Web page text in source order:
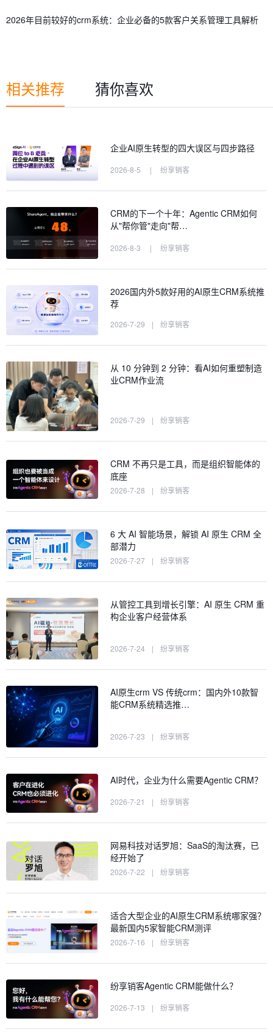
2026年目前较好的crm系统：企业必备的5款客户关系管理工具解析
相关推荐 猜你喜欢
企业AI原生转型的四大误区与四步路径
2026-8-5 | 纷享销客
CRM的下一个十年：Agentic CRM如何
从"帮你管"走向"帮…
2026-8-3 | 纷享销客
2026国内外5款好用的AI原生CRM系统推
荐
2026-7-29 | 纷享销客
从 10 分钟到 2 分钟：看AI如何重塑制造
业CRM作业流
2026-7-29 | 纷享销客
CRM 不再只是工具，而是组织智能体的
底座
2026-7-28 | 纷享销客
6 大 AI 智能场景，解锁 AI 原生 CRM 全
部潜力
2026-7-27 | 纷享销客
从管控工具到增长引擎：AI 原生 CRM 重
构企业客户经营体系
2026-7-24 | 纷享销客
AI原生crm VS 传统crm：国内外10款智
能CRM系统精选推…
2026-7-23 | 纷享销客
AI时代，企业为什么需要Agentic CRM？
2026-7-21 | 纷享销客
网易科技对话罗旭：SaaS的淘汰赛，已
经开始了
2026-7-22 | 纷享销客
适合大型企业的AI原生CRM系统哪家强？
最新国内5家智能CRM测评
2026-7-16 | 纷享销客
纷享销客Agentic CRM能做什么？
2026-7-13 | 纷享销客